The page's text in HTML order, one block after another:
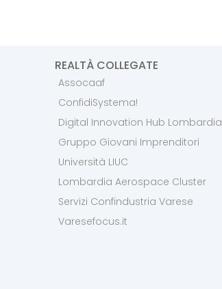
REALTÀ COLLEGATE
Assocaaf
ConfidiSystema!
Digital Innovation Hub Lombardia
Gruppo Giovani Imprenditori
Università LIUC
Lombardia Aerospace Cluster
Servizi Confindustria Varese
Varesefocus.it